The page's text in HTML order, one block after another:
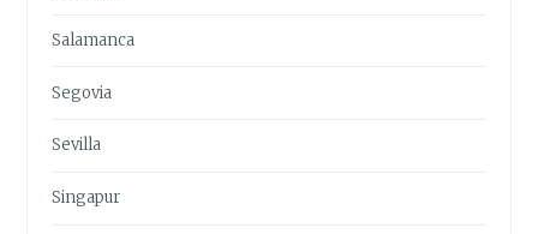
Salamanca
Segovia
Sevilla
Singapur